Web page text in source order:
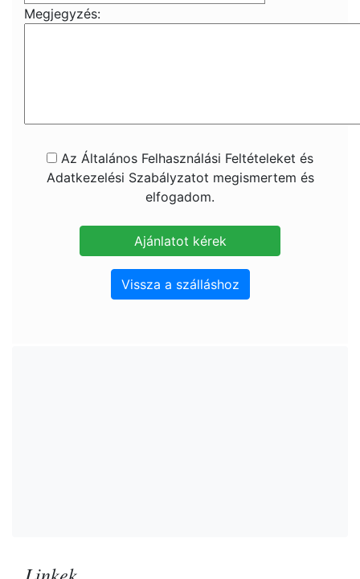
Megjegyzés:
Az Általános Felhasználási Feltételeket és
Adatkezelési Szabályzatot megismertem és
elfogadom.
Vissza a szálláshoz